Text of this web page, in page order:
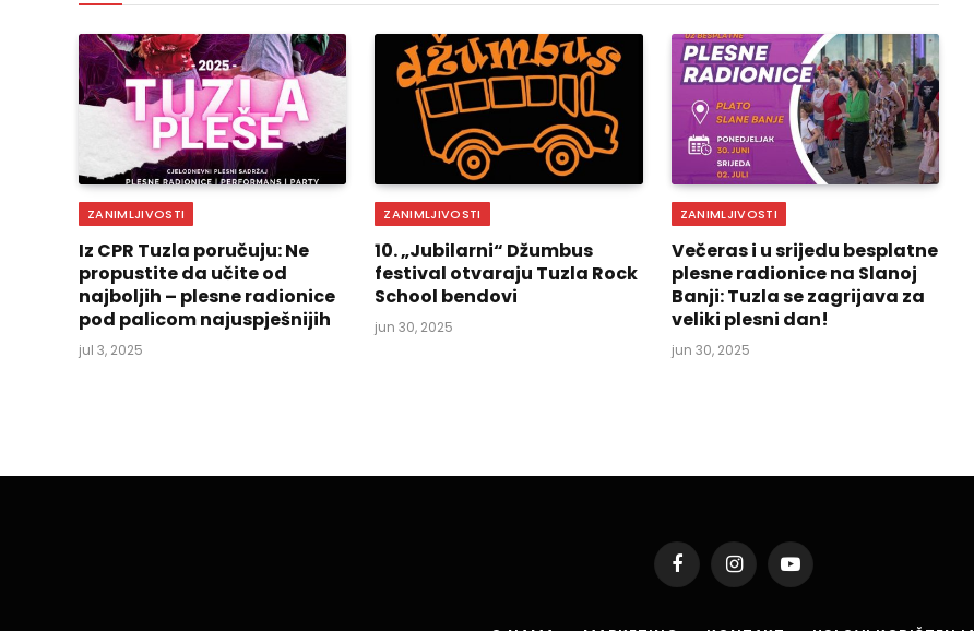
ZANIMLJIVOSTI
Iz CPR Tuzla poručuju: Ne
propustite da učite od
najboljih – plesne radionice
pod palicom najuspješnijih
jul 3, 2025
ZANIMLJIVOSTI
10. „Jubilarni“ Džumbus
festival otvaraju Tuzla Rock
School bendovi
jun 30, 2025
ZANIMLJIVOSTI
Večeras i u srijedu besplatne
plesne radionice na Slanoj
Banji: Tuzla se zagrijava za
veliki plesni dan!
jun 30, 2025
FacebookInstagramYouTube